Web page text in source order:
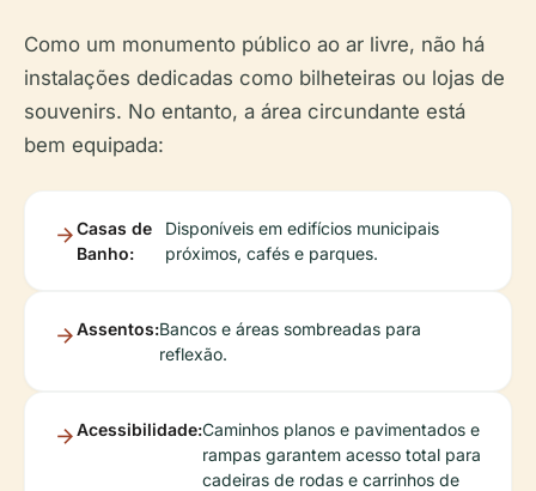
Como um monumento público ao ar livre, não há
instalações dedicadas como bilheteiras ou lojas de
souvenirs. No entanto, a área circundante está
bem equipada:
Casas de
Banho:
Disponíveis em edifícios municipais
próximos, cafés e parques.
Assentos:Bancos e áreas sombreadas para
reflexão.
Acessibilidade:Caminhos planos e pavimentados e
rampas garantem acesso total para
cadeiras de rodas e carrinhos de